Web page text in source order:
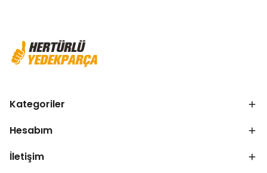
Kategoriler
Hesabım
İletişim